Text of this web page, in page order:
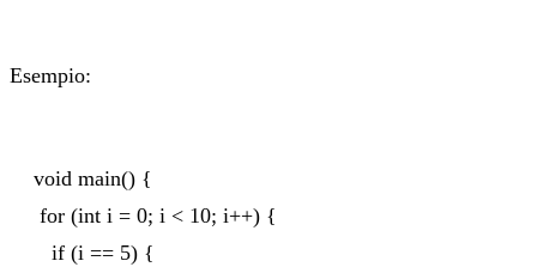
Esempio:
void main() {
for (int i = 0; i < 10; i++) {
if (i == 5) {